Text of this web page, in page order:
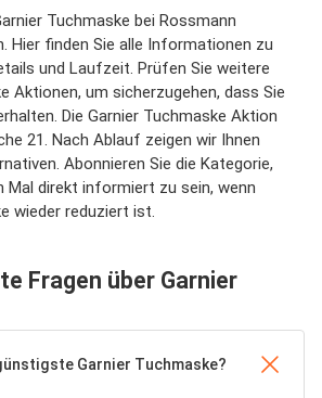
Tuchmaske bei Rossmann
Hier finden Sie alle Informationen zu
und Laufzeit. Prüfen Sie weitere
Aktionen, um sicherzugehen, dass Sie
Die Garnier Tuchmaske Aktion
21. Nach Ablauf zeigen wir Ihnen
Abonnieren Sie die Kategorie,
Mal direkt informiert zu sein, wenn
wieder reduziert ist.
Fragen über Garnier
Garnier Tuchmaske?